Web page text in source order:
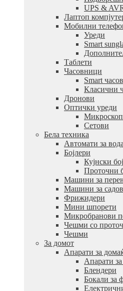
UPS &
Лаптоп
Мобилни
Уреди
Smart
Таблети
Часовници
Smart
Класични
Дронови
Оптички уреди
Сетови
Бела техника
Автомати за вода
Бојлери
Кујнски
Проточни
Машини за
Машини за
Фрижидери
Мини шпорети
Микробранови
Чешми со
Чешми
За домот
Апарати за
Апарати
Блендери
Бокали за